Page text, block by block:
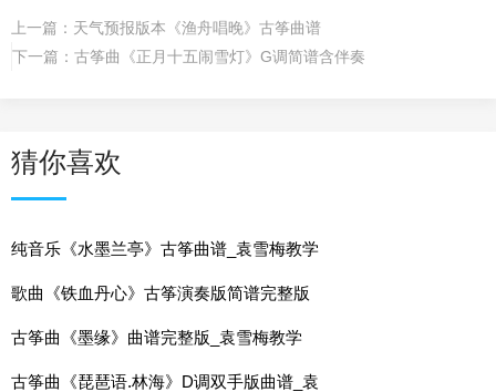
上一篇： 天气预报版本《渔舟唱晚》古筝曲谱
下一篇： 古筝曲《正月十五闹雪灯》G调简谱含伴奏
猜你喜欢
纯音乐《水墨兰亭》古筝曲谱_袁雪梅教学
歌曲《铁血丹心》古筝演奏版简谱完整版
古筝曲《墨缘》曲谱完整版_袁雪梅教学
古筝曲《琵琶语.林海》D调双手版曲谱_袁